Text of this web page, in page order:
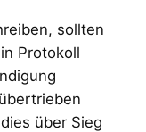
sollten
Protokoll
über Sieg